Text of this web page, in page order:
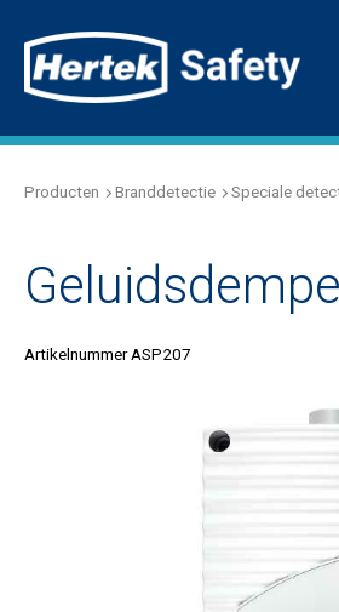
Producten Branddetectie Speciale
Artikelnummer ASP207